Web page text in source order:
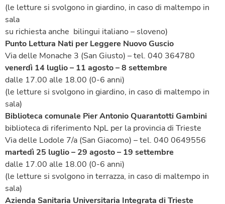
(le letture si svolgono in giardino, in caso di maltempo in
sala
su richiesta anche bilingui italiano – sloveno)
Punto Lettura Nati per Leggere Nuovo Guscio
Via delle Monache 3 (San Giusto) – tel. 040 364780
venerdì 14 luglio – 11 agosto – 8 settembre
dalle 17.00 alle 18.00 (0-6 anni)
(le letture si svolgono in giardino, in caso di maltempo in
sala)
Biblioteca comunale Pier Antonio Quarantotti Gambini
biblioteca di riferimento NpL per la provincia di Trieste
Via delle Lodole 7/a (San Giacomo) – tel. 040 0649556
martedì 25 luglio – 29 agosto – 19 settembre
dalle 17.00 alle 18.00 (0-6 anni)
(le letture si svolgono in terrazza, in caso di maltempo in
sala)
Azienda Sanitaria Universitaria Integrata di Trieste